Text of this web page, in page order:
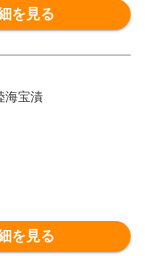
を見る
海宝漬
を見る